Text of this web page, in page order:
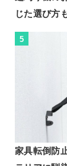
じた選び方
5
家具転倒防